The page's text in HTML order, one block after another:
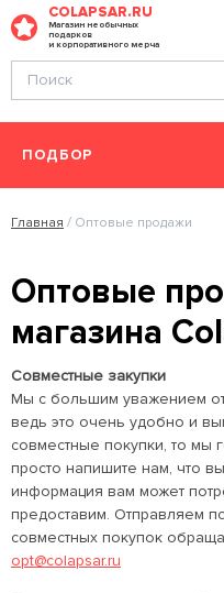
COLAPSAR.RU
Магазин необычных
подарков
и корпоративного мерча
ПОДБОР
Главная Оптовые продажи
Оптовые
магазина
Совместные закупки
Мы с большим уважением
ведь это очень удобно и
совместные покупки, то мы
просто напишите нам, что
информация вам может
предоставим. Отправляем
совместных покупок
opt@colapsar.ru